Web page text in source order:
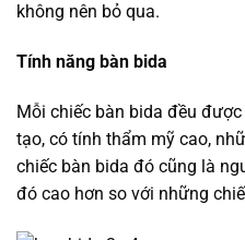
không nên bỏ qua.
Tính năng bàn bida
Mỗi chiếc bàn bida đều
tạo, có tính thẩm mỹ cao,
chiếc bàn bida đó cũng là
đó cao hơn so với những